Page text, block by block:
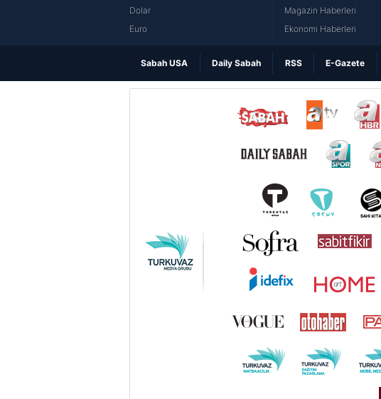
Dolar
Euro
Magazin Haberleri
Ekonomi Haberleri
Sabah USA Daily Sabah RSS E-Gazete